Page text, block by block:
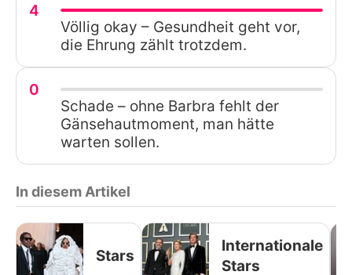
4
Völlig okay – Gesundheit geht vor,
die Ehrung zählt trotzdem.
0
Schade – ohne Barbra fehlt der
Gänsehautmoment, man hätte
warten sollen.
In diesem Artikel
Stars
Internationale
Stars